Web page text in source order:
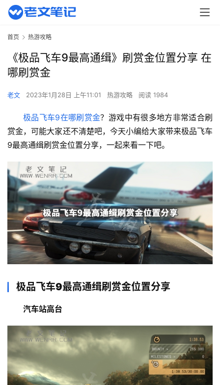
首
页
首页 热游攻略
《极品飞车9最高通缉》刷赏金位置分享 在
哪刷赏金
老文 2023年1月28日 上午11:01 热游攻略 阅读 1984
极品飞车9在哪刷赏金？游戏中有很多地方非常适合刷
赏金，可能大家还不清楚吧，今天小编给大家带来极品飞车
9最高通缉刷赏金位置分享，一起来看一下吧。
极品飞车9最高通缉刷赏金位置分享
汽车站高台